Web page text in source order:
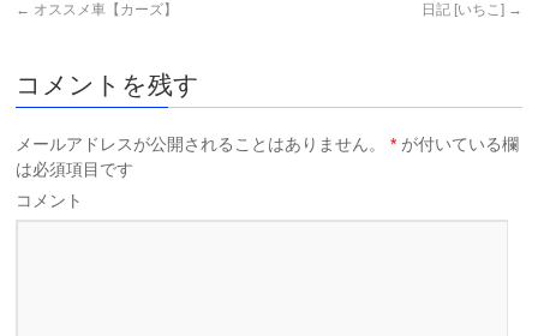
← オススメ車【カーズ】 日記 [いちこ] →
コメントを残す
メールアドレスが公開されることはありません。 * が付いている欄
は必須項目です
コメント